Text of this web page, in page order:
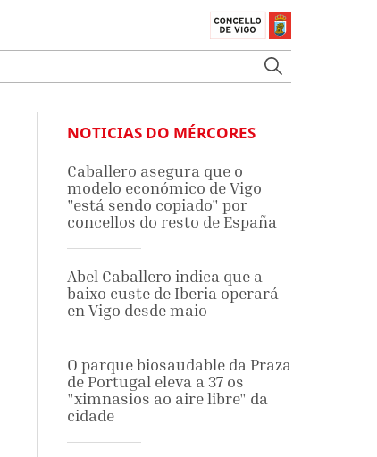
NOTICIAS DO MÉRCORES
Caballero asegura que o
modelo económico de Vigo
"está sendo copiado" por
concellos do resto de España
Abel Caballero indica que a
baixo custe de Iberia operará
en Vigo desde maio
O parque biosaudable da Praza
de Portugal eleva a 37 os
"ximnasios ao aire libre" da
cidade